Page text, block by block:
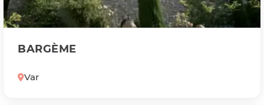
BARGÈME
Var